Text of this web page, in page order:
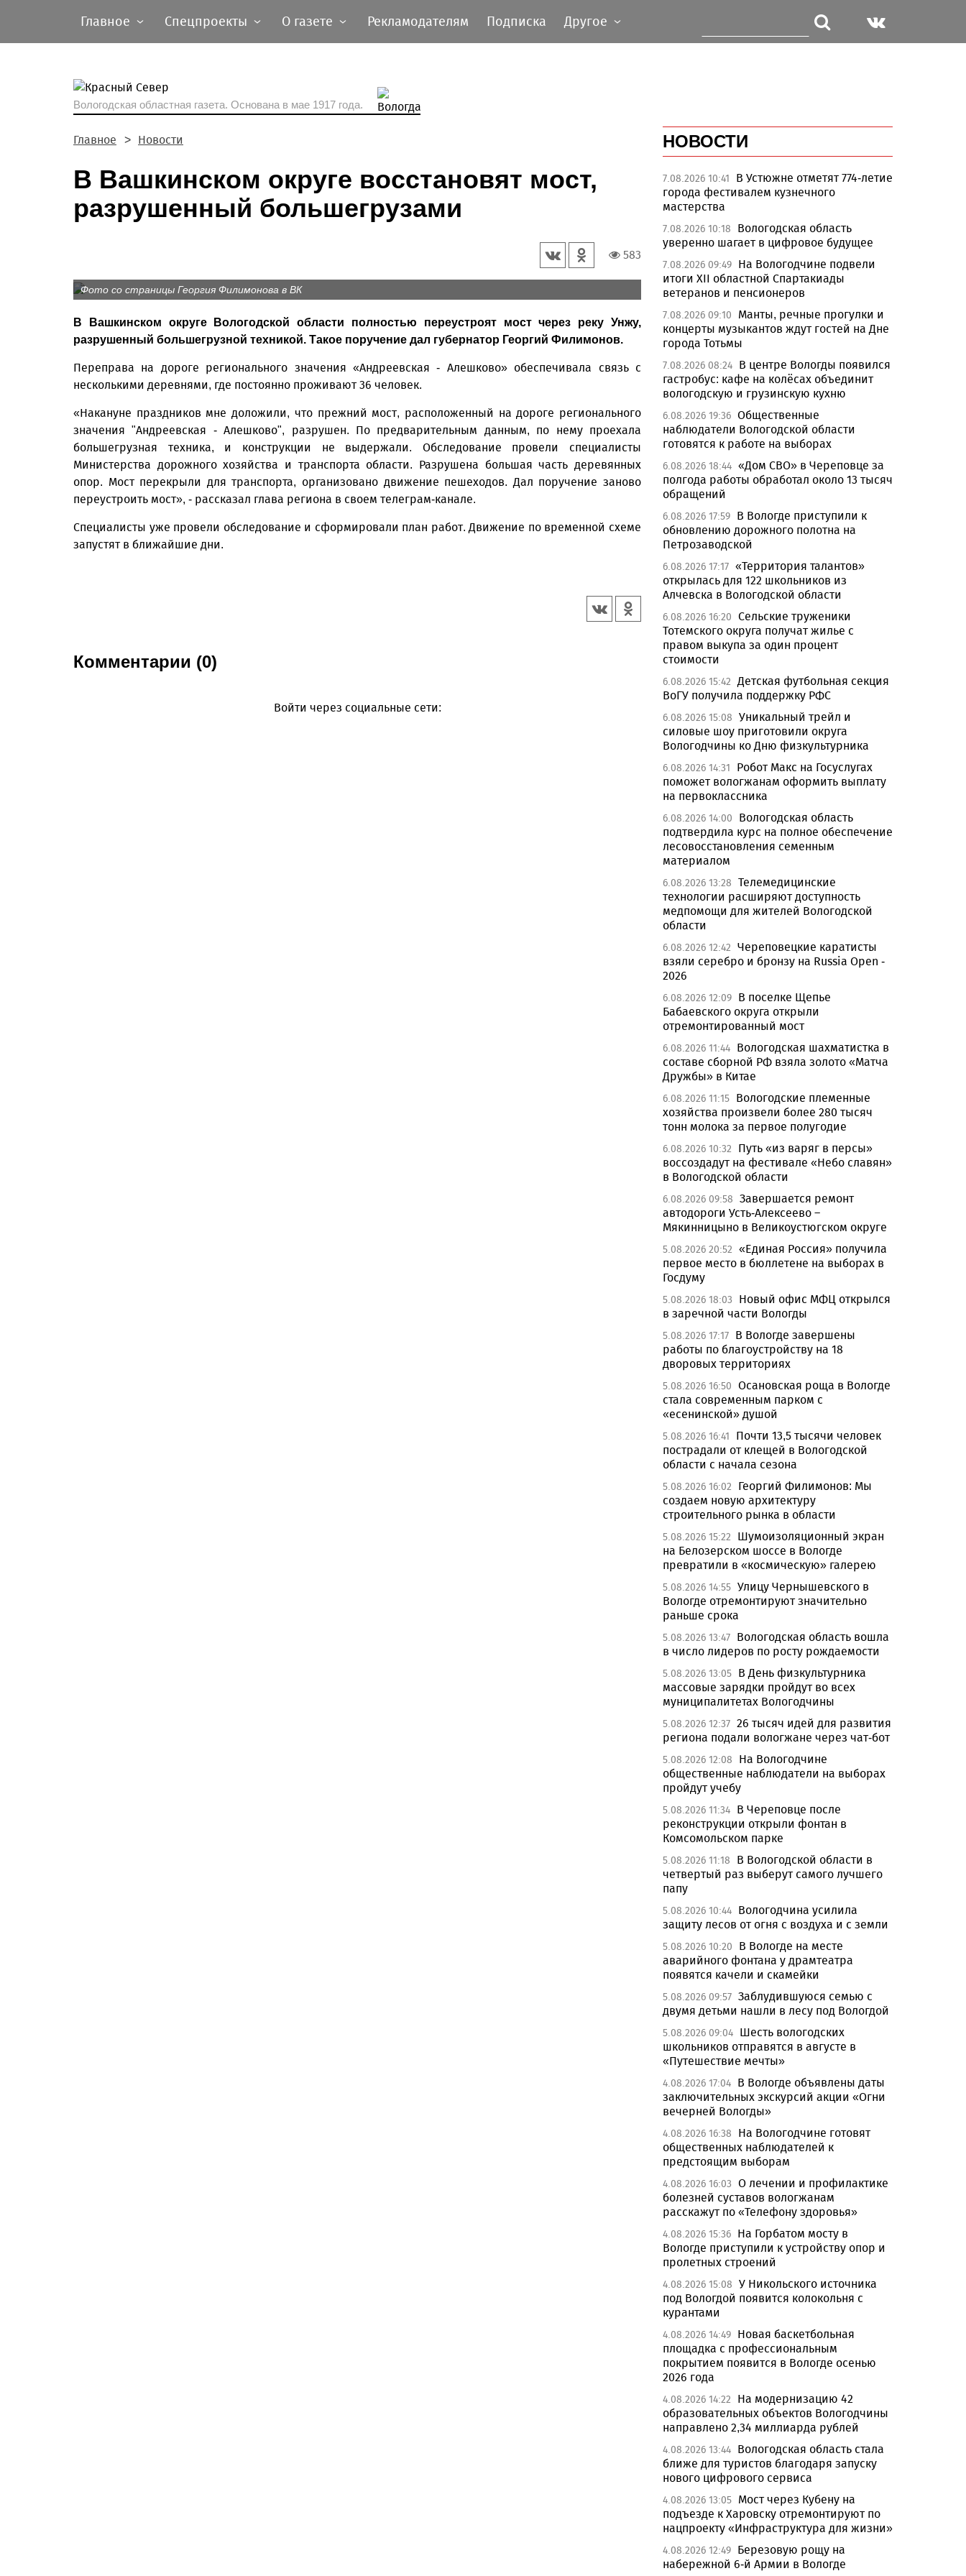
Главное Спецпроекты О газете Рекламодателям Подписка Другое
Вологодская областная газета. Основана в мае 1917 года.
Главное Новости
В Вашкинском округе восстановят мост,
разрушенный большегрузами
583
Фото со страницы Георгия Филимонова в ВК
В Вашкинском округе Вологодской области полностью переустроят мост через реку Унжу,
разрушенный большегрузной техникой. Такое поручение дал губернатор Георгий Филимонов.
Переправа на дороге регионального значения «Андреевская - Алешково» обеспечивала связь с
несколькими деревнями, где постоянно проживают 36 человек.
«Накануне праздников мне доложили, что прежний мост, расположенный на дороге регионального
значения "Андреевская - Алешково", разрушен. По предварительным данным, по нему проехала
большегрузная техника, и конструкции не выдержали. Обследование провели специалисты
Министерства дорожного хозяйства и транспорта области. Разрушена большая часть деревянных
опор. Мост перекрыли для транспорта, организовано движение пешеходов. Дал поручение заново
переустроить мост», - рассказал глава региона в своем телеграм-канале.
Специалисты уже провели обследование и сформировали план работ. Движение по временной схеме
запустят в ближайшие дни.
Комментарии (0)
Войти через социальные сети:
НОВОСТИ
7.08.2026 10:41
В Устюжне отметят 774-летие
города фестивалем кузнечного
мастерства
7.08.2026 10:18
Вологодская область
уверенно шагает в цифровое будущее
7.08.2026 09:49 На Вологодчине подвели
итоги XII областной Спартакиады
ветеранов и пенсионеров
7.08.2026 09:10
Манты, речные прогулки и
концерты музыкантов ждут гостей на Дне
города Тотьмы
7.08.2026 08:24 В центре Вологды появился
гастробус: кафе на колёсах объединит
вологодскую и грузинскую кухню
6.08.2026 19:36 Общественные
наблюдатели Вологодской области
готовятся к работе на выборах
6.08.2026 18:44 «Дом СВО» в Череповце за
полгода работы обработал около 13 тысяч
обращений
6.08.2026 17:59 В Вологде приступили к
обновлению дорожного полотна на
Петрозаводской
6.08.2026 17:17 «Территория талантов»
открылась для 122 школьников из
Алчевска в Вологодской области
6.08.2026 16:20 Сельские труженики
Тотемского округа получат жилье с
правом выкупа за один процент
стоимости
6.08.2026 15:42 Детская футбольная секция
ВоГУ получила поддержку РФС
6.08.2026 15:08 Уникальный трейл и
силовые шоу приготовили округа
Вологодчины ко Дню физкультурника
6.08.2026 14:31
Робот Макс на Госуслугах
поможет вологжанам оформить выплату
на первоклассника
6.08.2026 14:00
Вологодская область
подтвердила курс на полное обеспечение
лесовосстановления семенным
материалом
6.08.2026 13:28 Телемедицинские
технологии расширяют доступность
медпомощи для жителей Вологодской
области
6.08.2026 12:42 Череповецкие каратисты
взяли серебро и бронзу на Russia Open -
2026
6.08.2026 12:09 В поселке Щепье
Бабаевского округа открыли
отремонтированный мост
6.08.2026 11:44 Вологодская шахматистка в
составе сборной РФ взяла золото «Матча
Дружбы» в Китае
6.08.2026 11:15 Вологодские племенные
хозяйства произвели более 280 тысяч
тонн молока за первое полугодие
6.08.2026 10:32
Путь «из варяг в персы»
воссоздадут на фестивале «Небо славян»
в Вологодской области
6.08.2026 09:58 Завершается ремонт
автодороги Усть-Алексеево –
Мякинницыно в Великоустюгском округе
5.08.2026 20:52 «Единая Россия» получила
первое место в бюллетене на выборах в
Госдуму
5.08.2026 18:03
Новый офис МФЦ открылся
в заречной части Вологды
5.08.2026 17:17 В Вологде завершены
работы по благоустройству на 18
дворовых территориях
5.08.2026 16:50 Осановская роща в Вологде
стала современным парком с
«есенинской» душой
5.08.2026 16:41
Почти 13,5 тысячи человек
пострадали от клещей в Вологодской
области с начала сезона
5.08.2026 16:02
Георгий Филимонов: Мы
создаем новую архитектуру
строительного рынка в области
5.08.2026 15:22
Шумоизоляционный экран
на Белозерском шоссе в Вологде
превратили в «космическую» галерею
5.08.2026 14:55 Улицу Чернышевского в
Вологде отремонтируют значительно
раньше срока
5.08.2026 13:47 Вологодская область вошла
в число лидеров по росту рождаемости
5.08.2026 13:05 В День физкультурника
массовые зарядки пройдут во всех
муниципалитетах Вологодчины
5.08.2026 12:37 26 тысяч идей для развития
региона подали вологжане через чат-бот
5.08.2026 12:08
На Вологодчине
общественные наблюдатели на выборах
пройдут учебу
5.08.2026 11:34 В Череповце после
реконструкции открыли фонтан в
Комсомольском парке
5.08.2026 11:18
В Вологодской области в
четвертый раз выберут самого лучшего
папу
5.08.2026 10:44 Вологодчина усилила
защиту лесов от огня с воздуха и с земли
5.08.2026 10:20
В Вологде на месте
аварийного фонтана у драмтеатра
появятся качели и скамейки
5.08.2026 09:57 Заблудившуюся семью с
двумя детьми нашли в лесу под Вологдой
5.08.2026 09:04 Шесть вологодских
школьников отправятся в августе в
«Путешествие мечты»
4.08.2026 17:04 В Вологде объявлены даты
заключительных экскурсий акции «Огни
вечерней Вологды»
4.08.2026 16:38
На Вологодчине готовят
общественных наблюдателей к
предстоящим выборам
4.08.2026 16:03 О лечении и профилактике
болезней суставов вологжанам
расскажут по «Телефону здоровья»
4.08.2026 15:36 На Горбатом мосту в
Вологде приступили к устройству опор и
пролетных строений
4.08.2026 15:08 У Никольского источника
под Вологдой появится колокольня с
курантами
4.08.2026 14:49 Новая баскетбольная
площадка с профессиональным
покрытием появится в Вологде осенью
2026 года
4.08.2026 14:22
На модернизацию 42
образовательных объектов Вологодчины
направлено 2,34 миллиарда рублей
4.08.2026 13:44 Вологодская область стала
ближе для туристов благодаря запуску
нового цифрового сервиса
4.08.2026 13:05 Мост через Кубену на
подъезде к Харовску отремонтируют по
нацпроекту «Инфраструктура для жизни»
4.08.2026 12:49 Березовую рощу на
набережной 6-й Армии в Вологде